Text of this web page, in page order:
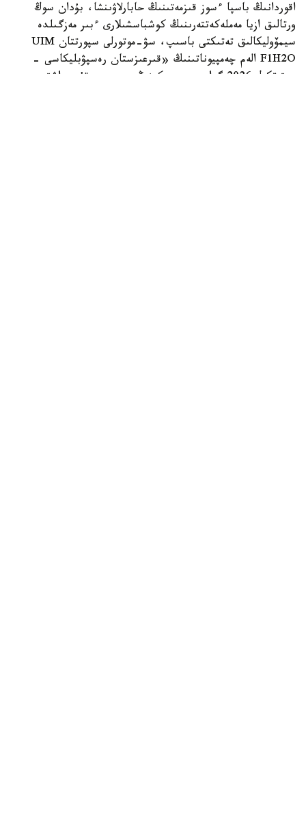
اقوردانىڭ باسپا ءسوز قىزمەتىنىڭ حابارلاۋىنشا، بۇدان سوڭ
ورتالىق ازيا مەملەكەتتەرىنىڭ كوشباسشىلارى ءبىر مەزگىلدە
سيمۆوليكالىق تەتىكتى باسىپ، سۋ-موتورلى سپورتتان UIM
F1H2O الەم چەمپيوناتىنىڭ «قىرعىزستان رەسپۋبليكاسى -
ىستىقكول 2026 گران-پري» كەزەڭىن رەسمي تۇردە اشتى.